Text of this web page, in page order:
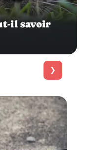
il savoir